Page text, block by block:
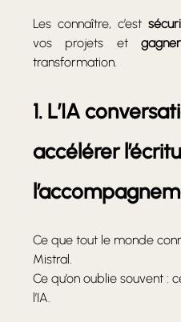
Les connaître, c’est
vos projets et
transformation.
1. L’IA
accélérer
Ce que tout le monde
Mistral.
Ce qu’on oublie souvent :
l’IA.